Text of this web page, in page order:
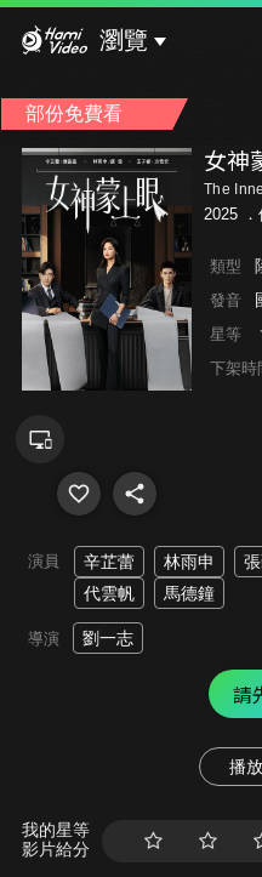
瀏覽
部份免費看
女神
The
2025 ．
類型
發音
星等
下架時
演員 辛芷蕾 林雨申
代雲帆
馬德鐘
導演 劉一志
請
播
我的星等
影片給分